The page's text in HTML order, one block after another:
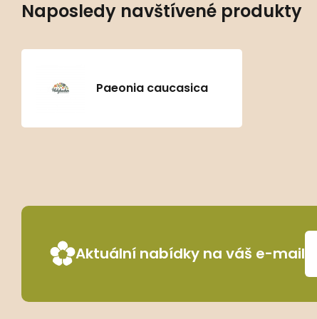
Naposledy navštívené produkty
Paeonia caucasica
Aktuální nabídky na váš e-mail